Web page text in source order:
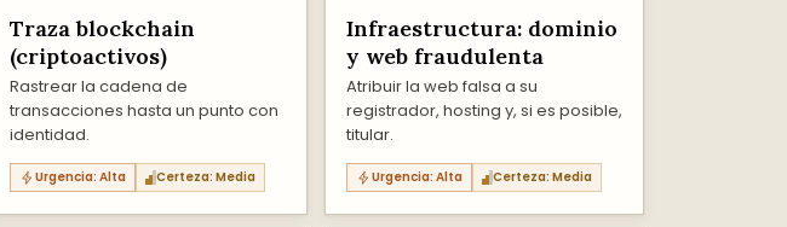
Traza blockchain
(criptoactivos)
Rastrear la cadena de
transacciones hasta un punto con
identidad.
Urgencia: Alta Certeza: Media
Infraestructura: dominio
y web fraudulenta
Atribuir la web falsa a su
registrador, hosting y, si es posible,
titular.
Urgencia: Alta Certeza: Media